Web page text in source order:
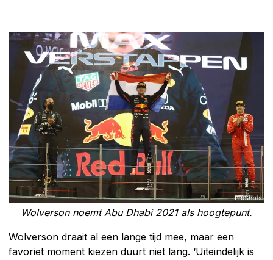
Wolverson noemt Abu Dhabi 2021 als hoogtepunt.
Wolverson draait al een lange tijd mee, maar een
favoriet moment kiezen duurt niet lang. ‘Uiteindelijk is